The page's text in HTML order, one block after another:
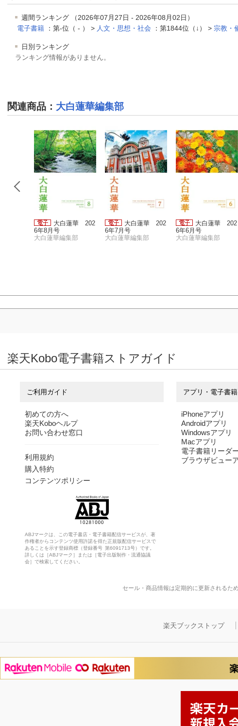
週間ランキング （2026年07月27日 - 2026年08月02日）
電子書籍 ：第-位（ - ） > 人文・思想・社会 ：第1844位（↓） > 宗教・
日別ランキング
ランキング情報がありません。
関連商品 ： 大白蓮華編集部
大白蓮華 202
6年8月号
大白蓮華編集部
大白蓮華 202
6年7月号
大白蓮華編集部
大白蓮華 202
6年6月号
大白蓮華編集部
楽天Kobo電子書籍ストアガイド
ご利用ガイド
初めての方へ
楽天Koboヘルプ
お問い合わせ窓口
利用規約
購入特約
コンテンツポリシー
ABJマークは、この電子書店・電子書籍配信サービスが、著
作権者からコンテンツ使用許諾を得た正規版配信サービスで
あることを示す登録商標（登録番号 第6091713号）です。
詳しくは［ABJマーク］または［電子出版制作・流通協議
会］で検索してください。
アプリ・電子書
iPhoneアプリ
Androidアプリ
Windowsアプリ
Macアプリ
電子書籍リーダ
ブラウザビュー
セール・商品情報は定期的に更新されるた
楽天ブックストップ